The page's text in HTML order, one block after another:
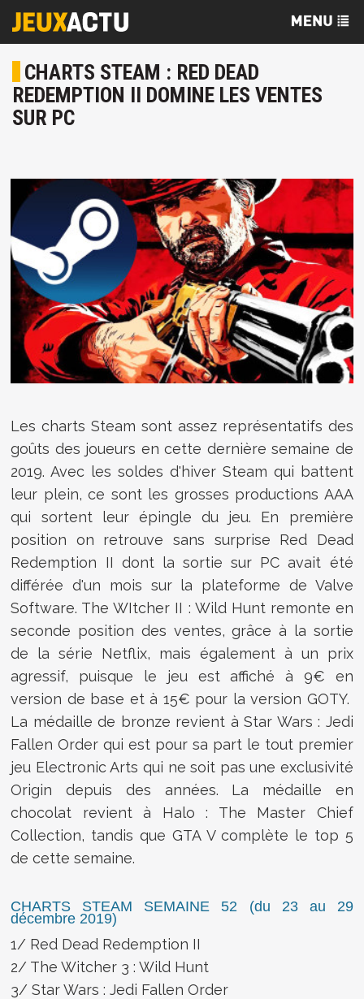
CHARTS STEAM : RED DEAD
REDEMPTION II DOMINE LES VENTES
SUR PC
Les charts Steam sont assez représentatifs des
goûts des joueurs en cette dernière semaine de
2019. Avec les soldes d'hiver Steam qui battent
leur plein, ce sont les grosses productions AAA
qui sortent leur épingle du jeu. En première
position on retrouve sans surprise Red Dead
Redemption II dont la sortie sur PC avait été
différée d'un mois sur la plateforme de Valve
Software. The WItcher II : Wild Hunt remonte en
seconde position des ventes, grâce à la sortie
de la série Netflix, mais également à un prix
agressif, puisque le jeu est affiché à 9€ en
version de base et à 15€ pour la version GOTY.
La médaille de bronze revient à Star Wars : Jedi
Fallen Order qui est pour sa part le tout premier
jeu Electronic Arts qui ne soit pas une exclusivité
Origin depuis des années. La médaille en
chocolat revient à Halo : The Master Chief
Collection, tandis que GTA V complète le top 5
de cette semaine.
CHARTS STEAM SEMAINE 52 (du 23 au 29
décembre 2019)
1/ Red Dead Redemption II
2/ The Witcher 3 : Wild Hunt
3/ Star Wars : Jedi Fallen Order